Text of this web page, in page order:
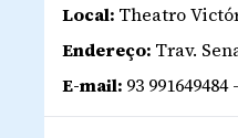
Local: Theatro
Endereço: Trav.
E-mail: 93